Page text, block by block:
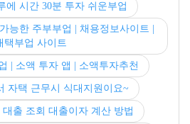
에 시간 30분 투자 쉬운부업
능한 주부부업 | 채용정보사이트 |
택부업 사이트
| 소액 투자 앱 | 소액투자추천
자택 근무시 식대지원이요~
출 조회 대출이자 계산 방법